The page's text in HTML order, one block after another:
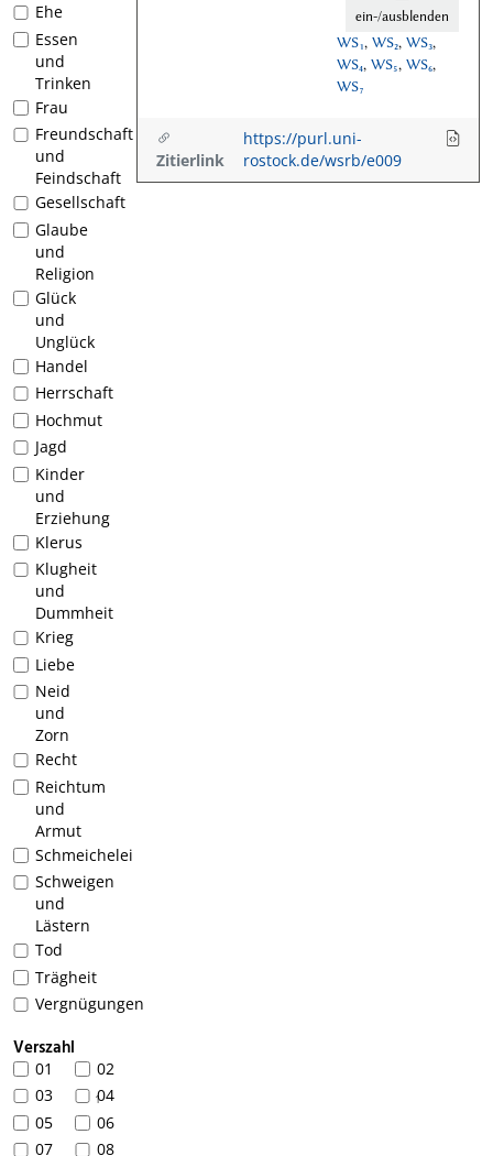
Ehe
Essen
und
Trinken
Frau
Freundschaft
und
Feindschaft
Gesellschaft
Glaube
und
Religion
Glück
und
Unglück
Handel
Herrschaft
Hochmut
Jagd
Kinder
und
Erziehung
Klerus
Klugheit
und
Dummheit
Krieg
Liebe
Neid
und
Zorn
Recht
Reichtum
und
Armut
Schmeichelei
Schweigen
und
Lästern
Tod
Trägheit
Vergnügungen
Verszahl
01
02
03
104
05
06
07
08
ein-/ausblenden
WS₁, WS₂, WS₃,
WS₄, WS₅, WS₆,
WS₇
Zitierlink
https://purl.uni-
rostock.de/wsrb/e009